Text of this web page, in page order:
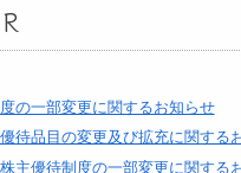
の一部変更に関するお知らせ
待品目の変更及び拡充に関する
株主優待制度の一部変更に関する